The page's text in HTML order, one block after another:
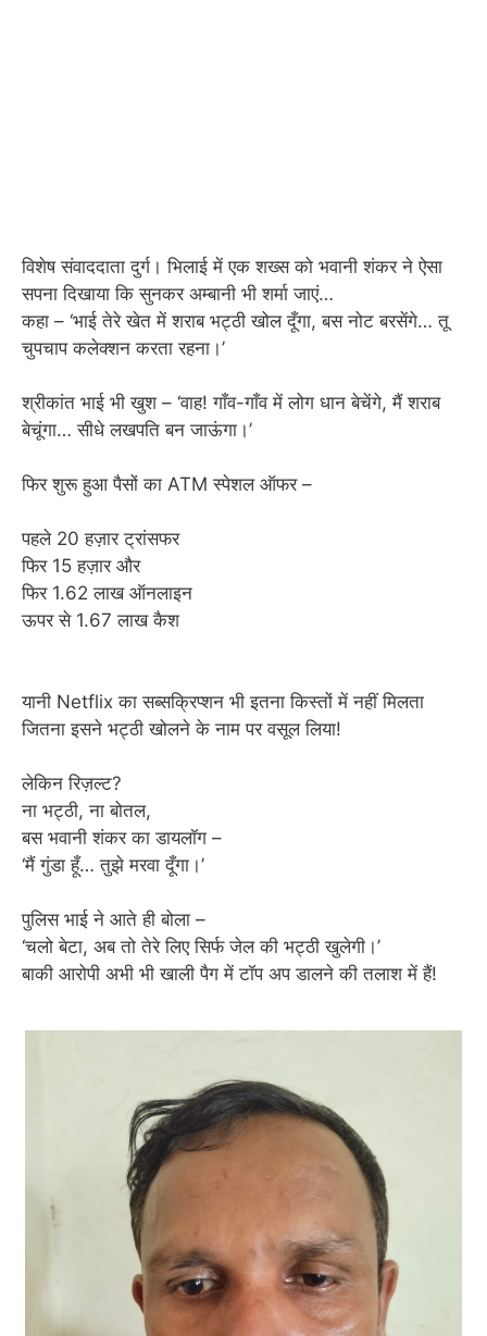
विशेष संवाददाता दुर्ग। भिलाई में एक शख्स को भवानी शंकर ने ऐसा
सपना दिखाया कि सुनकर अम्बानी भी शर्मा जाएं…
कहा – ‘भाई तेरे खेत में शराब भट्ठी खोल दूँगा, बस नोट बरसेंगे… तू
चुपचाप कलेक्शन करता रहना।’
श्रीकांत भाई भी खुश – ‘वाह! गाँव-गाँव में लोग धान बेचेंगे, मैं शराब
बेचूंगा… सीधे लखपति बन जाऊंगा।’
फिर शुरू हुआ पैसों का ATM स्पेशल ऑफर –
पहले 20 हज़ार ट्रांसफर
फिर 15 हज़ार और
फिर 1.62 लाख ऑनलाइन
ऊपर से 1.67 लाख कैश
यानी Netflix का सब्सक्रिप्शन भी इतना किस्तों में नहीं मिलता
जितना इसने भट्ठी खोलने के नाम पर वसूल लिया!
लेकिन रिज़ल्ट?
ना भट्ठी, ना बोतल,
बस भवानी शंकर का डायलॉग –
‘मैं गुंडा हूँ… तुझे मरवा दूँगा।’
पुलिस भाई ने आते ही बोला –
‘चलो बेटा, अब तो तेरे लिए सिर्फ जेल की भट्ठी खुलेगी।’
बाकी आरोपी अभी भी खाली पैग में टॉप अप डालने की तलाश में हैं!